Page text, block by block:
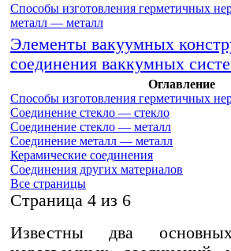
Способы изготовления герметичных
металл — металл
Элементы вакуумных
соединения ваккумных
Оглавление
Способы изготовления герметичных
Соединение стекло — стекло
Соединение стекло — металл
Соединение металл — металл
Керамические соединения
Соединения других материалов
Все страницы
Cтраница 4 из 6
Известны два